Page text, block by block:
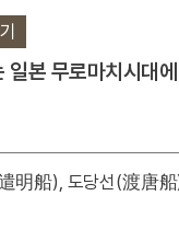
일본 무로마치시대
明船), 도당선(渡唐船